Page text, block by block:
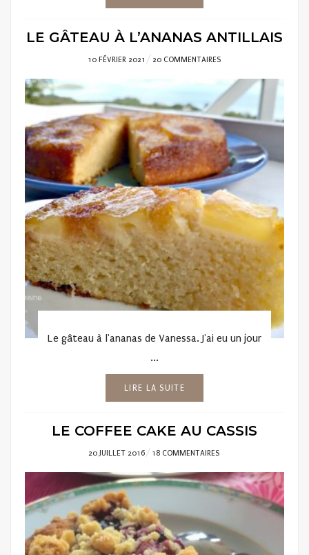
LE GÂTEAU À L’ANANAS ANTILLAIS
POSTED
10 FÉVRIER 2021 20 COMMENTAIRES
Le gâteau à l'ananas de Vanessa. J'ai eu un jour
...
LIRE LA SUITE
LE COFFEE CAKE AU CASSIS
POSTED
20 JUILLET 2016 18 COMMENTAIRES